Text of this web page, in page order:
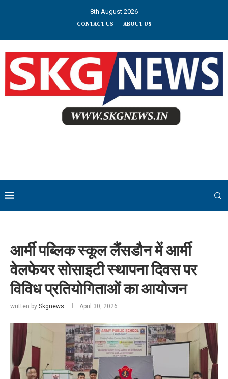
8th August 2026
CONTACT US ABOUT US
आर्मी पब्लिक स्कूल लैंसडौन में आर्मी
वेलफेयर सोसाइटी स्थापना दिवस पर
विविध प्रतियोगिताओं का आयोजन
written by Skgnews April 30, 2026